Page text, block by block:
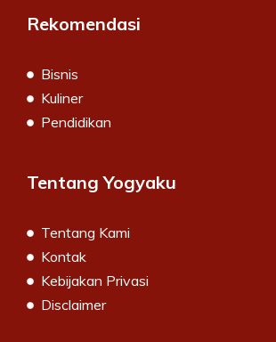
Rekomendasi
Bisnis
Kuliner
Pendidikan
Tentang Yogyaku
Tentang Kami
Kontak
Kebijakan Privasi
Disclaimer